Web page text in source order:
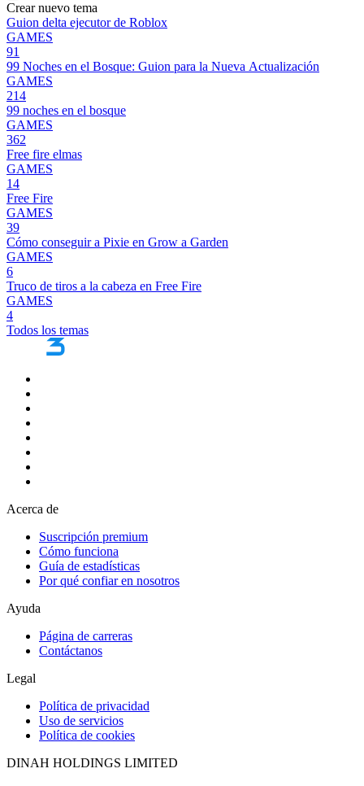
Crear nuevo tema
Guion delta ejecutor de Roblox
GAMES
91
99 Noches en el Bosque: Guion para la Nueva Actualización
GAMES
214
99 noches en el bosque
GAMES
362
Free fire elmas
GAMES
14
Free Fire
GAMES
39
Cómo conseguir a Pixie en Grow a Garden
GAMES
6
Truco de tiros a la cabeza en Free Fire
GAMES
4
Todos los temas
Acerca de
Suscripción premium
Cómo funciona
Guía de estadísticas
Por qué confiar en nosotros
Ayuda
Página de carreras
Contáctanos
Legal
Política de privacidad
Uso de servicios
Política de cookies
DINAH HOLDINGS LIMITED